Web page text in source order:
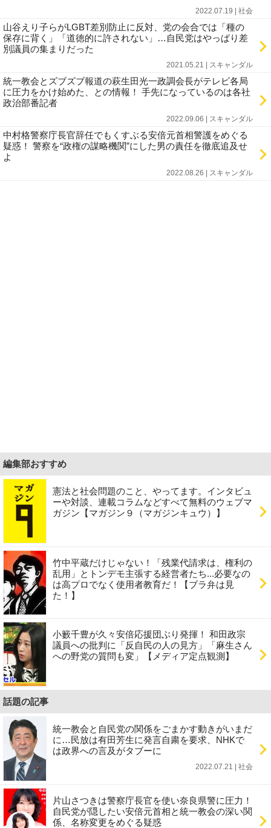
2022.07.19 | 社会
山谷えり子らがLGBT差別防止に反対、党の会合では「種の
保存に背く」「道徳的に許されない」…自民党はやっぱり差
別議員の集まりだった
2021.05.21 | スキャンダル
統一教会とズブズブ報道の萩生田光一政調会長がテレビ各局
に圧力をかけ始めた、との情報！ 手先になっているのは各社
政治部番記者
2022.09.06 | スキャンダル
中村格警察庁長官辞任でもくすぶる安倍元首相警護をめぐる
疑惑！ 警察を“政権の謀略機関”にした男の責任を徹底追及せ
よ
2022.08.26 | スキャンダル
編集部おすすめ
憲法と社会問題のこと、やってます。インタビュ
ーや対談、連載コラムなどすべて無料のウェブマ
ガジン【マガジン９（マガジンキュウ）】
竹中平蔵だけじゃない！「残業代請求は、権利の
乱用」とトンデモ主張する経営者たち...必要なの
は高プロでなく使用者教育だ！【ブラ弁は見
た！】
小籔千豊が久々安倍応援団ぶり発揮！ 和田政宗
議員への批判に「反自民の人の見方」「麻生さん
への野党の質問も変」【メディア定点観測】
話題の記事
統一教会と自民党の関係をごまかす動きがいまだ
に…民放は有田芳生に発言自粛を要求、NHKで
は政界への言及がタブーに
2022.07.21 | 社会
片山さつきは警察庁長官を使い奈良県警に圧力！
自民党が隠したい安倍元首相と統一教会の深い関
係、名称変更をめぐる疑惑